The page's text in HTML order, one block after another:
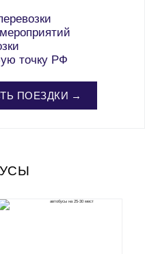
точку РФ
ПОЕЗДКИ →